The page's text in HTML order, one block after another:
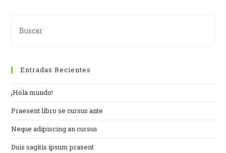
Entradas Recientes
¡Hola mundo!
Praesent libro se cursus ante
Neque adipiscing an cursus
Duis sagitis ipsum prasent